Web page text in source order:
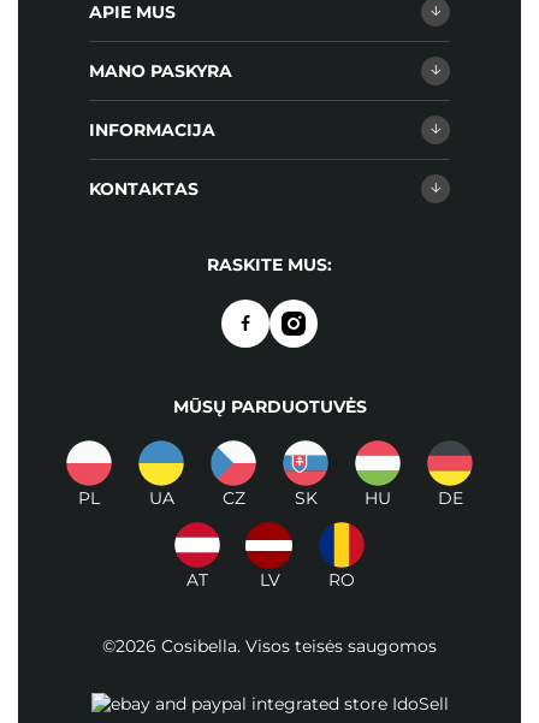
APIE MUS
MANO PASKYRA
INFORMACIJA
KONTAKTAS
RASKITE MUS:
MŪSŲ PARDUOTUVĖS
PL UA CZ SK HU DE
AT LV RO
©2026 Cosibella. Visos teisės saugomos